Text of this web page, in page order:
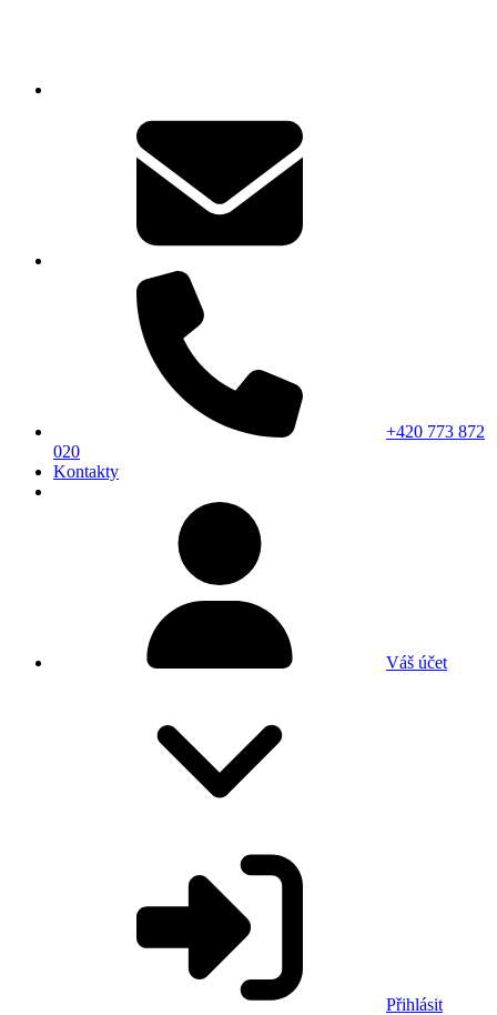
+420 773 872
020
Kontakty
Váš účet
Přihlásit